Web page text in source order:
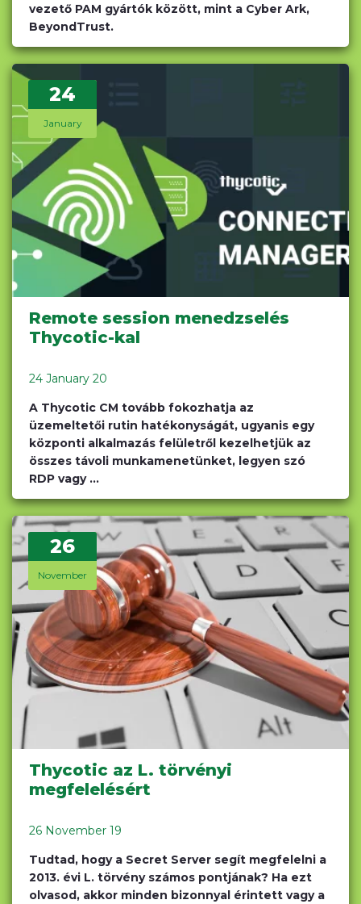
vezető PAM gyártók között, mint a Cyber Ark,
BeyondTrust.
24
January
Remote session menedzselés
Thycotic-kal
24 January 20
A Thycotic CM tovább fokozhatja az
üzemeltetői rutin hatékonyságát, ugyanis egy
központi alkalmazás felületről kezelhetjük az
összes távoli munkamenetünket, legyen szó
RDP vagy ...
26
November
Thycotic az L. törvényi
megfelelésért
26 November 19
Tudtad, hogy a Secret Server segít megfelelni a
2013. évi L. törvény számos pontjának? Ha ezt
olvasod, akkor minden bizonnyal érintett vagy a